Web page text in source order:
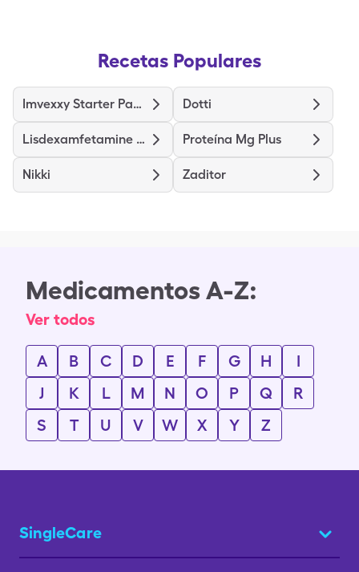
Recetas Populares
Imvexxy Starter Pack Dotti
Lisdexamfetamine Dimesylate Proteína Mg Plus
Nikki Zaditor
Medicamentos A-Z:
Ver todos
A B C D E F G H
I
J
K L M N O P Q
R
S
T U V W X Y Z
SingleCare